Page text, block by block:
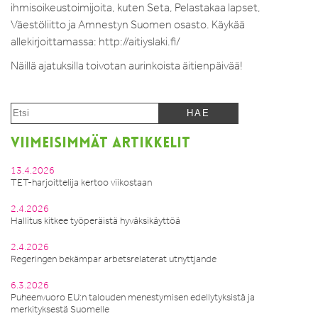
ihmisoikeustoimijoita, kuten Seta, Pelastakaa lapset,
Väestöliitto ja Amnestyn Suomen osasto. Käykää
allekirjoittamassa: http://aitiyslaki.fi/
Näillä ajatuksilla toivotan aurinkoista äitienpäivää!
VIIMEISIMMÄT ARTIKKELIT
13.4.2026
TET-harjoittelija kertoo viikostaan
2.4.2026
Hallitus kitkee työperäistä hyväksikäyttöä
2.4.2026
Regeringen bekämpar arbetsrelaterat utnyttjande
6.3.2026
Puheenvuoro EU:n talouden menestymisen edellytyksistä ja
merkityksestä Suomelle